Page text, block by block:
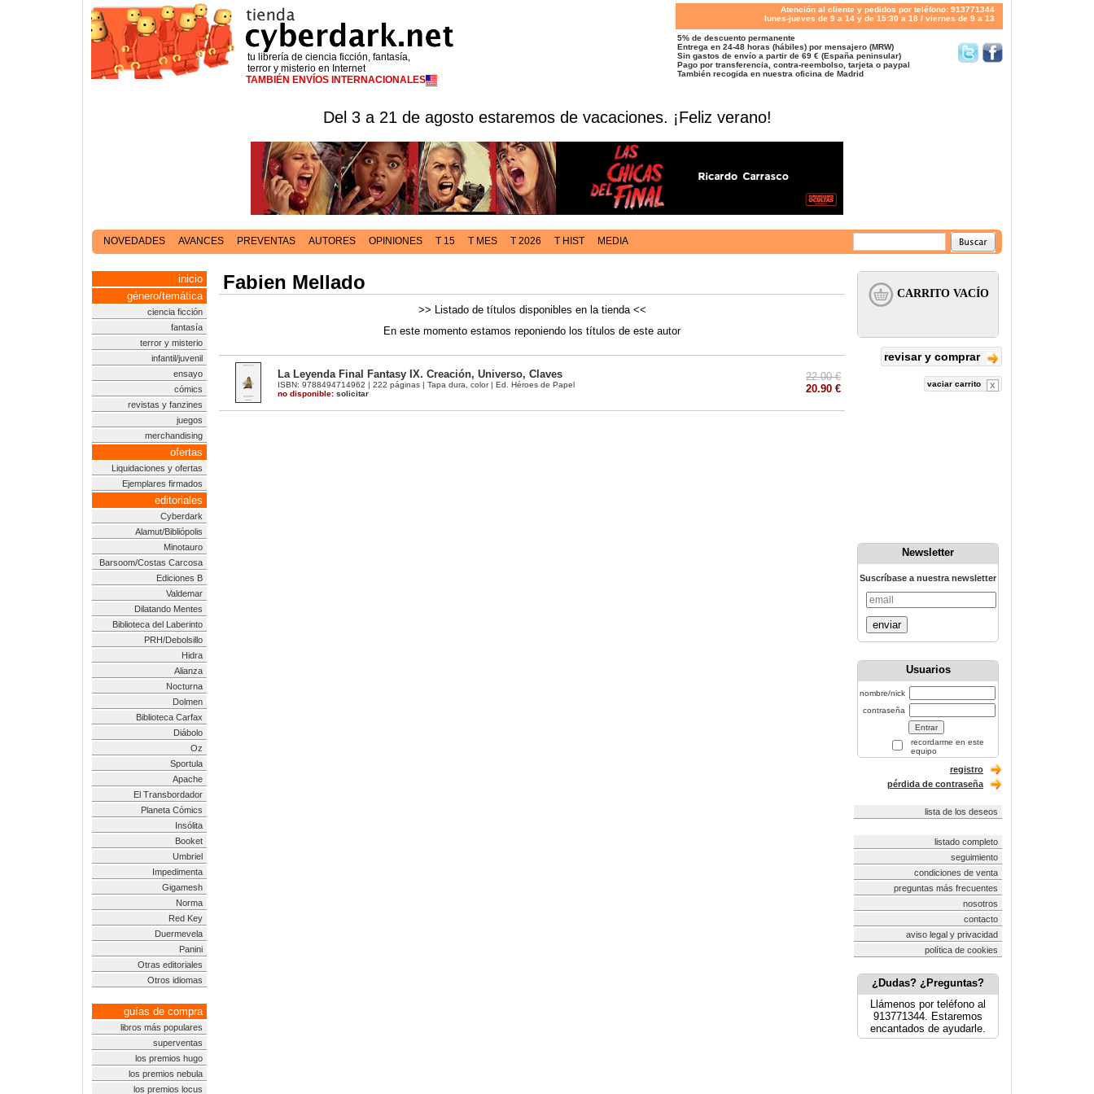
tu librería de ciencia ficción, fantasía,
terror y misterio en Internet
TAMBIÉN ENVÍOS INTERNACIONALES
Atención al cliente y pedidos por teléfono: 913771344
lunes-jueves de 9 a 14 y de 15:30 a 18 / viernes de 9 a 13
5% de descuento permanente
Entrega en 24-48 horas (hábiles) por mensajero (MRW)
Sin gastos de envío a partir de 69 € (España peninsular)
Pago por transferencia, contra-reembolso, tarjeta o paypal
También recogida en nuestra oficina de Madrid
Del 3 a 21 de agosto estaremos de vacaciones. ¡Feliz verano!
NOVEDADES AVANCES PREVENTAS AUTORES OPINIONES T 15 T MES T 2026 T HIST MEDIA
inicio
género/temática
ciencia ficción
fantasía
terror y misterio
infantil/juvenil
ensayo
cómics
revistas y fanzines
juegos
merchandising
ofertas
Liquidaciones y ofertas
Ejemplares firmados
editoriales
Cyberdark
Alamut/Bibliópolis
Minotauro
Barsoom/Costas Carcosa
Ediciones B
Valdemar
Dilatando Mentes
Biblioteca del Laberinto
PRH/Debolsillo
Hidra
Alianza
Nocturna
Dolmen
Biblioteca Carfax
Diábolo
Oz
Sportula
Apache
El Transbordador
Planeta Cómics
Insólita
Booket
Umbriel
Impedimenta
Gigamesh
Norma
Red Key
Duermevela
Panini
Otras editoriales
Otros idiomas
guías de compra
libros más populares
superventas
los premios hugo
los premios nebula
los premios locus
Fabien Mellado
>> Listado de títulos disponibles en la tienda <<
En este momento estamos reponiendo los títulos de este autor
La Leyenda Final Fantasy IX. Creación, Universo, Claves
ISBN: 9788494714962 | 222 páginas | Tapa dura, color | Ed. Héroes de Papel
no disponible: solicitar
22.00 €
20.90 €
revisar y comprar
vaciar carrito
Newsletter
Suscríbase a nuestra newsletter
enviar
Usuarios
nombre/nick
contraseña
recordarme en este
equipo
registro
pérdida de contraseña
lista de los deseos
listado completo
seguimiento
condiciones de venta
preguntas más frecuentes
nosotros
contacto
aviso legal y privacidad
política de cookies
¿Dudas? ¿Preguntas?
Llámenos por teléfono al
913771344. Estaremos
encantados de ayudarle.